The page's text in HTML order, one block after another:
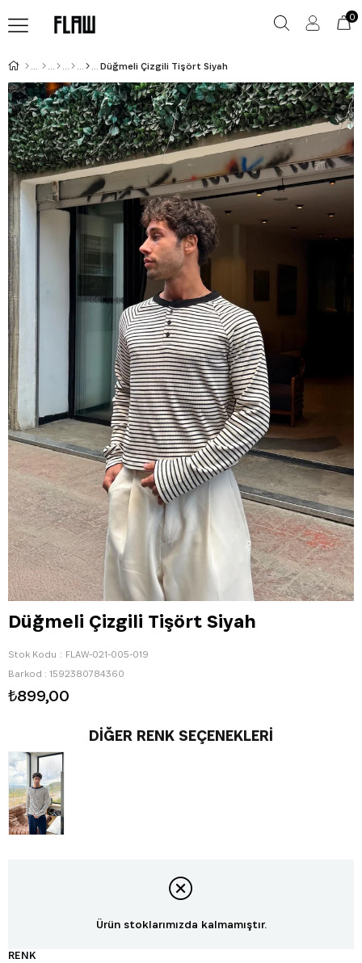
0
Düğmeli Çizgili Tişört Siyah
Düğmeli Çizgili Tişört Siyah
Stok Kodu
FLAW-021-005-019
Barkod : 1592380784360
₺899,00
DIĞER RENK SEÇENEKLERI
Ürün stoklarımızda kalmamıştır.
RENK